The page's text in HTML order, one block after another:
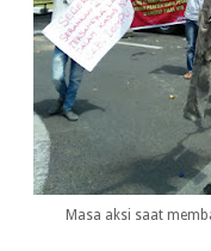
Masa aksi saat